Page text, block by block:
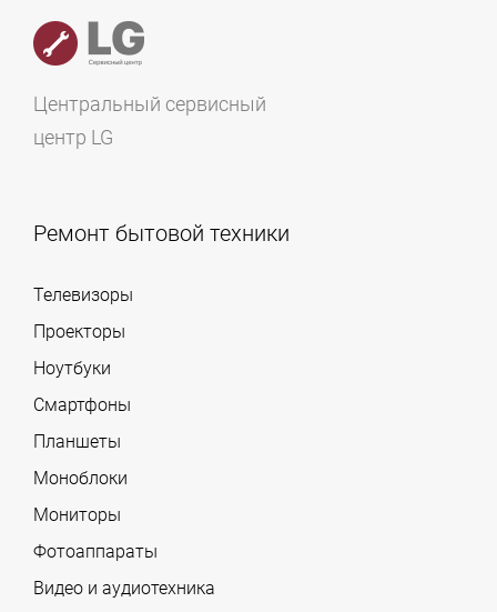
Центральный сервисный
центр LG
Ремонт бытовой техники
Телевизоры
Проекторы
Ноутбуки
Смартфоны
Планшеты
Моноблоки
Мониторы
Фотоаппараты
Видео и аудиотехника